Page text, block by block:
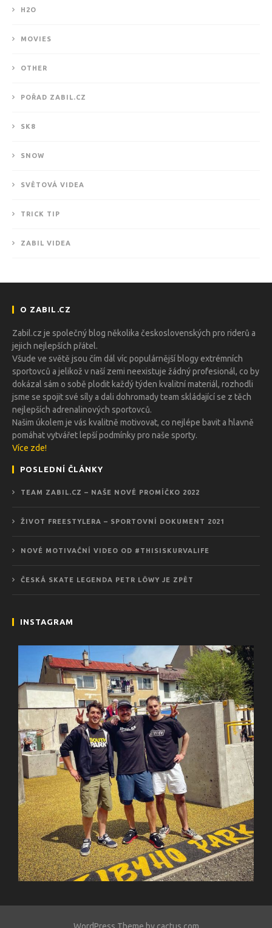
H2O
MOVIES
OTHER
POŘAD ZABIL.CZ
SK8
SNOW
SVĚTOVÁ VIDEA
TRICK TIP
ZABIL VIDEA
O ZABIL.CZ
Zabil.cz je společný blog několika československých pro riderů a
jejich nejlepších přátel.
Všude ve světě jsou čím dál víc populárnější blogy extrémních
sportovců a jelikož v naší zemi neexistuje žádný profesionál, co by
dokázal sám o sobě plodit každý týden kvalitní materiál, rozhodli
jsme se spojit své síly a dali dohromady team skládající se z těch
nejlepších adrenalinových sportovců.
Našim úkolem je vás kvalitně motivovat, co nejlépe bavit a hlavně
pomáhat vytvářet lepší podmínky pro naše sporty.
Více zde!
POSLEDNÍ ČLÁNKY
TEAM ZABIL.CZ – NAŠE NOVÉ PROMÍČKO 2022
ŽIVOT FREESTYLERA – SPORTOVNÍ DOKUMENT 2021
NOVÉ MOTIVAČNÍ VIDEO OD #THISISKURVALIFE
ČESKÁ SKATE LEGENDA PETR LÖWY JE ZPĚT
INSTAGRAM